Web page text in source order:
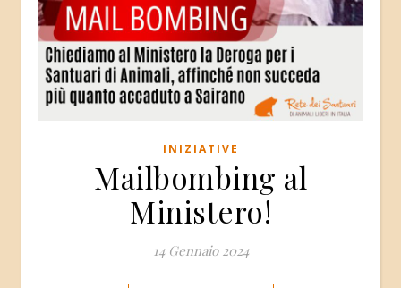
INIZIATIVE
Mailbombing al
Ministero!
14 Gennaio 2024